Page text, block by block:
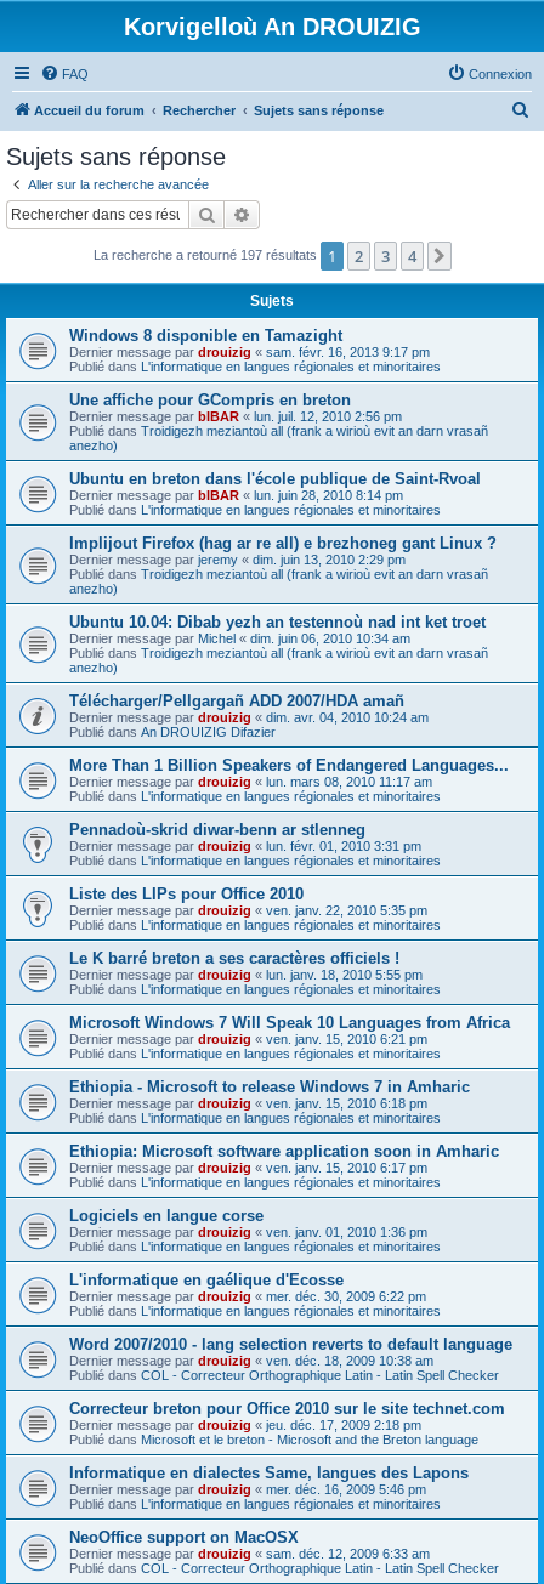
Korvigelloù An DROUIZIG
FAQ Connexion
Accueil du forum Rechercher Sujets sans réponse
c
Sujets sans réponse
Aller sur la recherche avancée
Rechercher
La recherche a retourné 197 résultats 1 2 3 4
Sujets
Windows 8 disponible en Tamazight
Dernier message par drouizig « sam. févr. 16, 2013 9:17 pm
Publié dans L'informatique en langues régionales et minoritaires
Une affiche pour GCompris en breton
Dernier message par bIBAR « lun. juil. 12, 2010 2:56 pm
Publié dans Troidigezh meziantoù all (frank a wirioù evit an darn vrasañ
anezho)
Ubuntu en breton dans l'école publique de Saint-Rvoal
Dernier message par bIBAR « lun. juin 28, 2010 8:14 pm
Publié dans L'informatique en langues régionales et minoritaires
Implijout Firefox (hag ar re all) e brezhoneg gant Linux ?
Dernier message par jeremy « dim. juin 13, 2010 2:29 pm
Publié dans Troidigezh meziantoù all (frank a wirioù evit an darn vrasañ
anezho)
Ubuntu 10.04: Dibab yezh an testennoù nad int ket troet
Dernier message par Michel « dim. juin 06, 2010 10:34 am
Publié dans Troidigezh meziantoù all (frank a wirioù evit an darn vrasañ
anezho)
Télécharger/Pellgargañ ADD 2007/HDA amañ
Dernier message par drouizig « dim. avr. 04, 2010 10:24 am
Publié dans An DROUIZIG Difazier
More Than 1 Billion Speakers of Endangered Languages...
Dernier message par drouizig « lun. mars 08, 2010 11:17 am
Publié dans L'informatique en langues régionales et minoritaires
Pennadoù-skrid diwar-benn ar stlenneg
Dernier message par drouizig « lun. févr. 01, 2010 3:31 pm
Publié dans L'informatique en langues régionales et minoritaires
Liste des LIPs pour Office 2010
Dernier message par drouizig « ven. janv. 22, 2010 5:35 pm
Publié dans L'informatique en langues régionales et minoritaires
Le K barré breton a ses caractères officiels !
Dernier message par drouizig « lun. janv. 18, 2010 5:55 pm
Publié dans L'informatique en langues régionales et minoritaires
Microsoft Windows 7 Will Speak 10 Languages from Africa
Dernier message par drouizig « ven. janv. 15, 2010 6:21 pm
Publié dans L'informatique en langues régionales et minoritaires
Ethiopia - Microsoft to release Windows 7 in Amharic
Dernier message par drouizig « ven. janv. 15, 2010 6:18 pm
Publié dans L'informatique en langues régionales et minoritaires
Ethiopia: Microsoft software application soon in Amharic
Dernier message par drouizig « ven. janv. 15, 2010 6:17 pm
Publié dans L'informatique en langues régionales et minoritaires
Logiciels en langue corse
Dernier message par drouizig « ven. janv. 01, 2010 1:36 pm
Publié dans L'informatique en langues régionales et minoritaires
L'informatique en gaélique d'Ecosse
Dernier message par drouizig « mer. déc. 30, 2009 6:22 pm
Publié dans L'informatique en langues régionales et minoritaires
Word 2007/2010 - lang selection reverts to default language
Dernier message par drouizig « ven. déc. 18, 2009 10:38 am
Publié dans COL - Correcteur Orthographique Latin - Latin Spell Checker
Correcteur breton pour Office 2010 sur le site technet.com
Dernier message par drouizig « jeu. déc. 17, 2009 2:18 pm
Publié dans Microsoft et le breton - Microsoft and the Breton language
Informatique en dialectes Same, langues des Lapons
Dernier message par drouizig « mer. déc. 16, 2009 5:46 pm
Publié dans L'informatique en langues régionales et minoritaires
NeoOffice support on MacOSX
Dernier message par drouizig « sam. déc. 12, 2009 6:33 am
Publié dans COL - Correcteur Orthographique Latin - Latin Spell Checker